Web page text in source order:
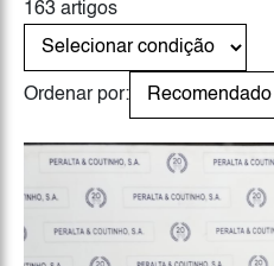
163 artigos
Ordenar por: